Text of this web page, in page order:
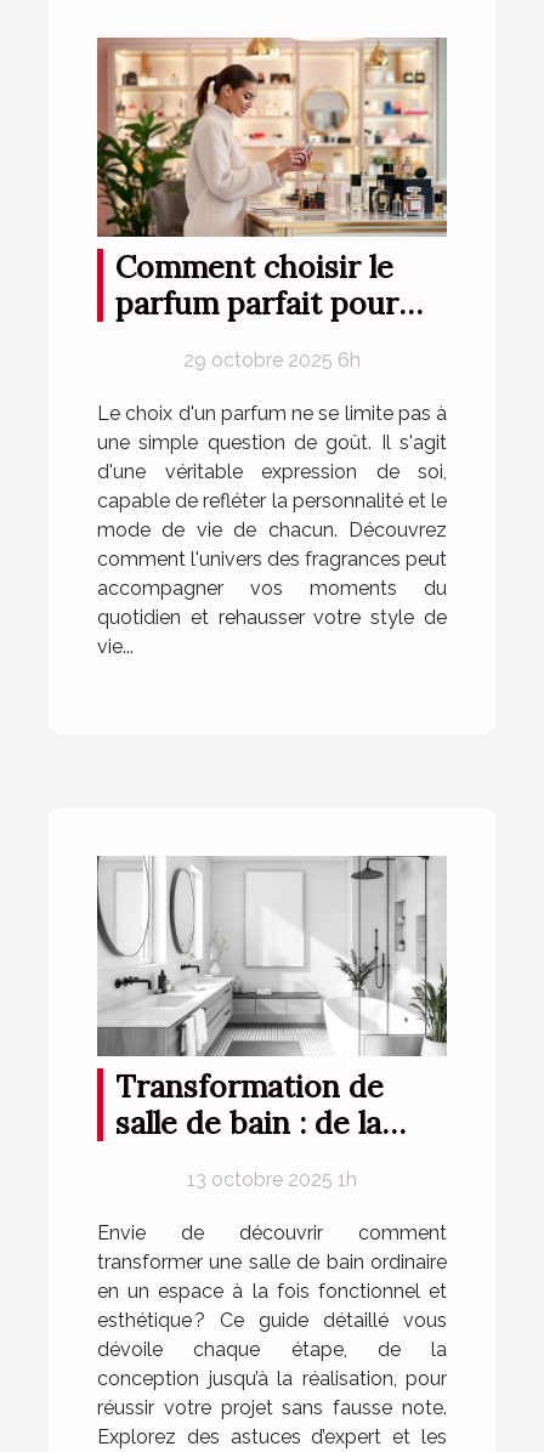
Comment choisir le
parfum parfait pour
29 octobre 2025 6h
Le choix d'un parfum ne se limite pas à
une simple question de goût. Il s'agit
d'une véritable expression de soi,
capable de refléter la personnalité et le
mode de vie de chacun. Découvrez
comment l'univers des fragrances peut
accompagner vos moments du
quotidien et rehausser votre style de
vie...
Transformation de
salle de bain : de la
réalisation
13 octobre 2025 1h
Envie de découvrir comment
transformer une salle de bain ordinaire
en un espace à la fois fonctionnel et
esthétique ? Ce guide détaillé vous
dévoile chaque étape, de la
conception jusqu’à la réalisation, pour
réussir votre projet sans fausse note.
Explorez des astuces d’expert et les